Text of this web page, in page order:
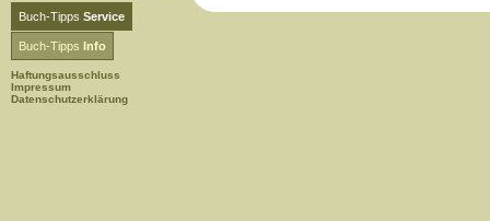
Buch-Tipps Service
Buch-Tipps Info
Haftungsausschluss
Impressum
Datenschutzerklärung